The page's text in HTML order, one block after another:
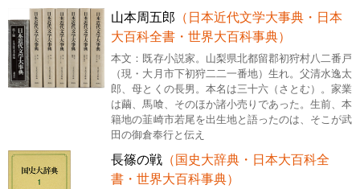
山本周五郎 （日本近代文学大事典・日本
大百科全書・世界大百科事典）
本文：既存小説家。山梨県北都留郡初狩村八二番戸
（現・大月市下初狩二二一番地）生れ。父清水逸太
郎、母とくの長男。本名は三十六（さとむ）。家業
は繭、馬喰、そのほか諸小売りであった。生前、本
籍地の韮崎市若尾を出生地と語ったのは、そこが武
田の御倉奉行と伝え
長篠の戦 （国史大辞典・日本大百科全
書・世界大百科事典）